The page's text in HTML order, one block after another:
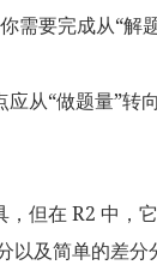
要完成从“解
从“做题量”转
但在 R2 中，
及简单的差分